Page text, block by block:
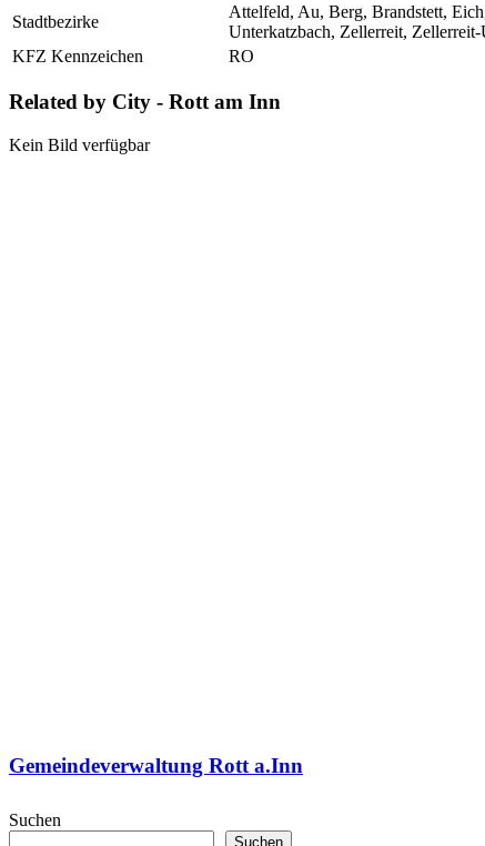
Stadtbezirke
Attelfeld, Au, Berg, Brandstett,
Unterkatzbach, Zellerreit,
KFZ Kennzeichen
RO
Related by City - Rott am Inn
Kein Bild verfügbar
Gemeindeverwaltung Rott a.Inn
Suchen
Suchen